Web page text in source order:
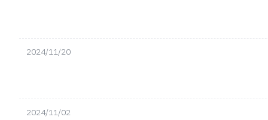
2024/11/20
2024/11/02